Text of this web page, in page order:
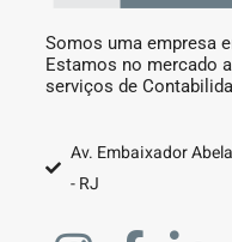
Somos uma empresa
Estamos no mercado
serviços de
Av. Embaixador
- RJ